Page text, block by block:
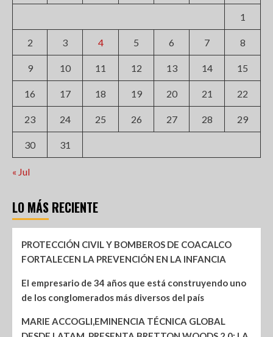
1
2 3 4 5 6 7 8
9 10 11 12 13 14 15
16 17 18 19 20 21 22
23 24 25 26 27 28 29
30 31
« Jul
LO MÁS RECIENTE
PROTECCIÓN CIVIL Y BOMBEROS DE COACALCO
FORTALECEN LA PREVENCIÓN EN LA INFANCIA
El empresario de 34 años que está construyendo uno
de los conglomerados más diversos del país
MARIE ACCOGLI,EMINENCIA TÉCNICA GLOBAL